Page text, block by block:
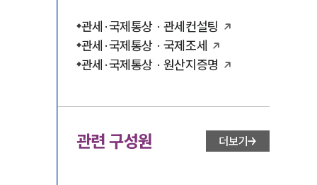
관세·국제통상 · 관세컨설팅
관세·국제통상 · 국제조세
관세·국제통상 · 원산지증명
관련 구성원 더보기